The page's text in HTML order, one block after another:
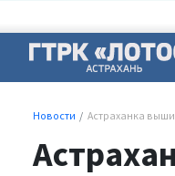
Новости Астраханка